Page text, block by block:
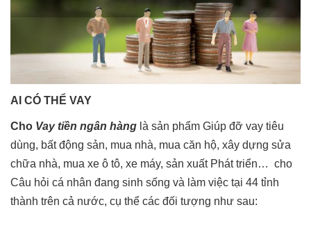
AI CÓ THỂ VAY
Cho Vay tiền ngân hàng là sản phẩm Giúp đỡ vay tiêu
dùng, bất động sản, mua nhà, mua căn hộ, xây dựng sửa
chữa nhà, mua xe ô tô, xe máy, sản xuất Phát triển… cho
Câu hỏi cá nhân đang sinh sống và làm việc tại 44 tỉnh
thành trên cả nước, cụ thể các đối tượng như sau: